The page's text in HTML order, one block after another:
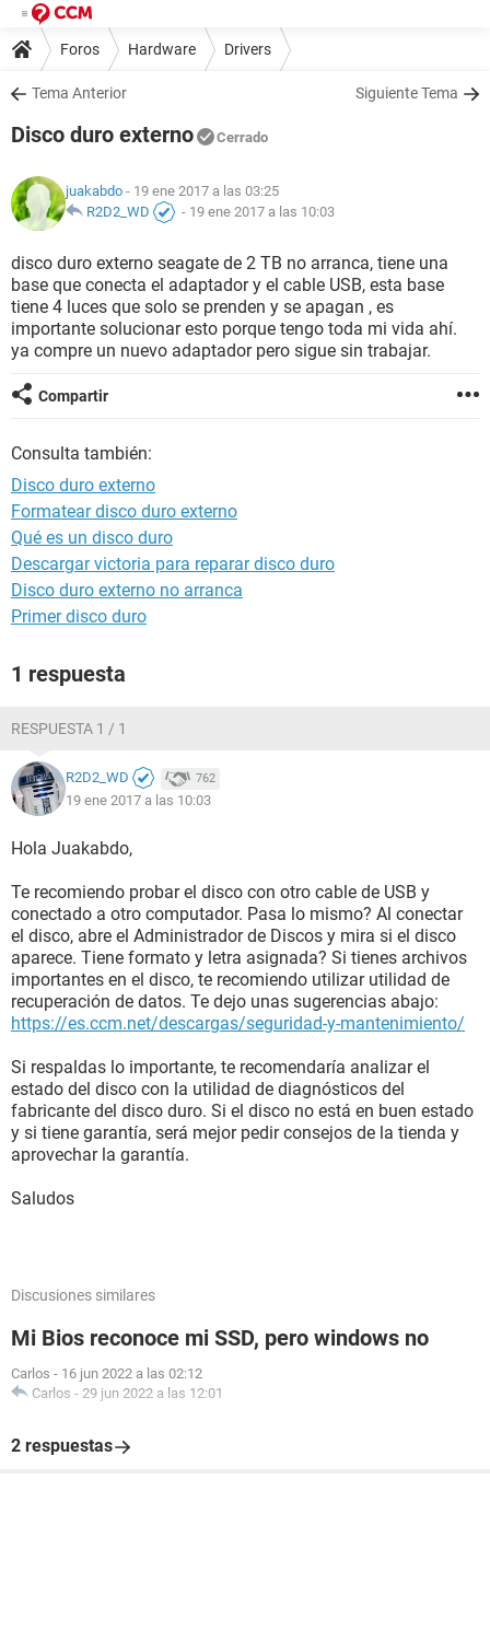
Foros Hardware Drivers
Tema Anterior Siguiente Tema
Disco duro externo Cerrado
juakabdo - 19 ene 2017 a las 03:25
R2D2_WD
- 19 ene 2017 a las 10:03
disco duro externo seagate de 2 TB no arranca, tiene una
base que conecta el adaptador y el cable USB, esta base
tiene 4 luces que solo se prenden y se apagan , es
importante solucionar esto porque tengo toda mi vida ahí.
ya compre un nuevo adaptador pero sigue sin trabajar.
Compartir
Consulta también:
Disco duro externo
Formatear disco duro externo
Qué es un disco duro
Descargar victoria para reparar disco duro
Disco duro externo no arranca
Primer disco duro
1 respuesta
RESPUESTA 1 / 1
R2D2_WD 762
19 ene 2017 a las 10:03
Hola Juakabdo,
Te recomiendo probar el disco con otro cable de USB y
conectado a otro computador. Pasa lo mismo? Al conectar
el disco, abre el Administrador de Discos y mira si el disco
aparece. Tiene formato y letra asignada? Si tienes archivos
importantes en el disco, te recomiendo utilizar utilidad de
recuperación de datos. Te dejo unas sugerencias abajo:
https://es.ccm.net/descargas/seguridad-y-mantenimiento/
Si respaldas lo importante, te recomendaría analizar el
estado del disco con la utilidad de diagnósticos del
fabricante del disco duro. Si el disco no está en buen estado
y si tiene garantía, será mejor pedir consejos de la tienda y
aprovechar la garantía.
Saludos
Discusiones similares
Mi Bios reconoce mi SSD, pero windows no
Carlos - 16 jun 2022 a las 02:12
Carlos - 29 jun 2022 a las 12:01
2 respuestas